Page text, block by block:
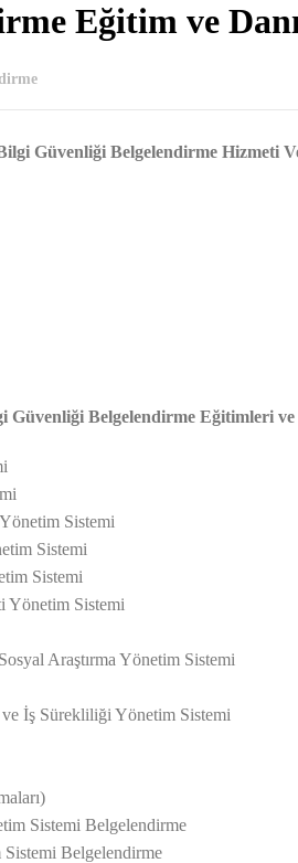
Eğitim ve
Güvenliği Belgelendirme Hizmeti
Güvenliği Belgelendirme Eğitimleri ve
Sistemi
Sistemi
Sistemi
Yönetim Sistemi
Araştırma Yönetim Sistemi
İş Sürekliliği Yönetim Sistemi
Sistemi Belgelendirme
Belgelendirme